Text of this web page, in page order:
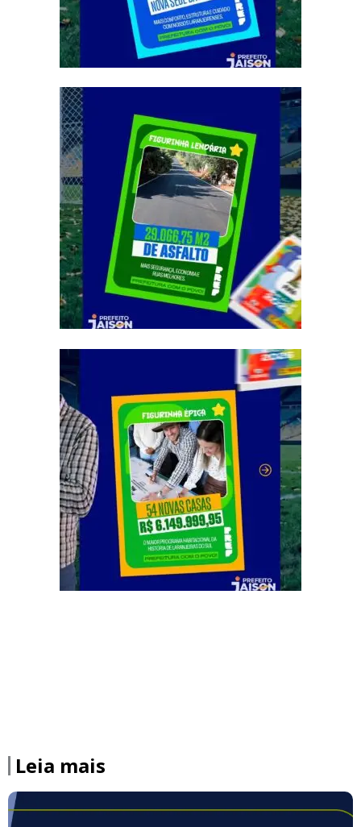
Leia mais